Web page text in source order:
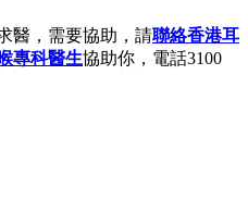
醫，需要協助，請聯絡香港耳
專科醫生協助你，電話3100